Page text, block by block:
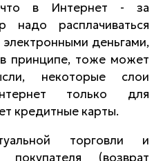
в Интернет - за
надо расплачиваться
деньгами,
принципе, тоже может
некоторые слои
только для
кредитные карты.
торговли и
(возврат